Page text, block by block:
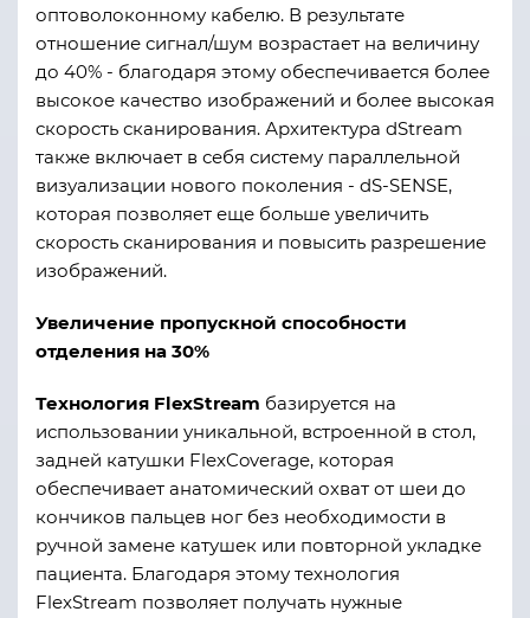
оптоволоконному кабелю. В результате
отношение сигнал/шум возрастает на величину
до 40% - благодаря этому обеспечивается более
высокое качество изображений и более высокая
скорость сканирования. Архитектура dStream
также включает в себя систему параллельной
визуализации нового поколения - dS-SENSE,
которая позволяет еще больше увеличить
скорость сканирования и повысить разрешение
изображений.
Увеличение пропускной способности
отделения на 30%
Технология FlexStream базируется на
использовании уникальной, встроенной в стол,
задней катушки FlexCoverage, которая
обеспечивает анатомический охват от шеи до
кончиков пальцев ног без необходимости в
ручной замене катушек или повторной укладке
пациента. Благодаря этому технология
FlexStream позволяет получать нужные